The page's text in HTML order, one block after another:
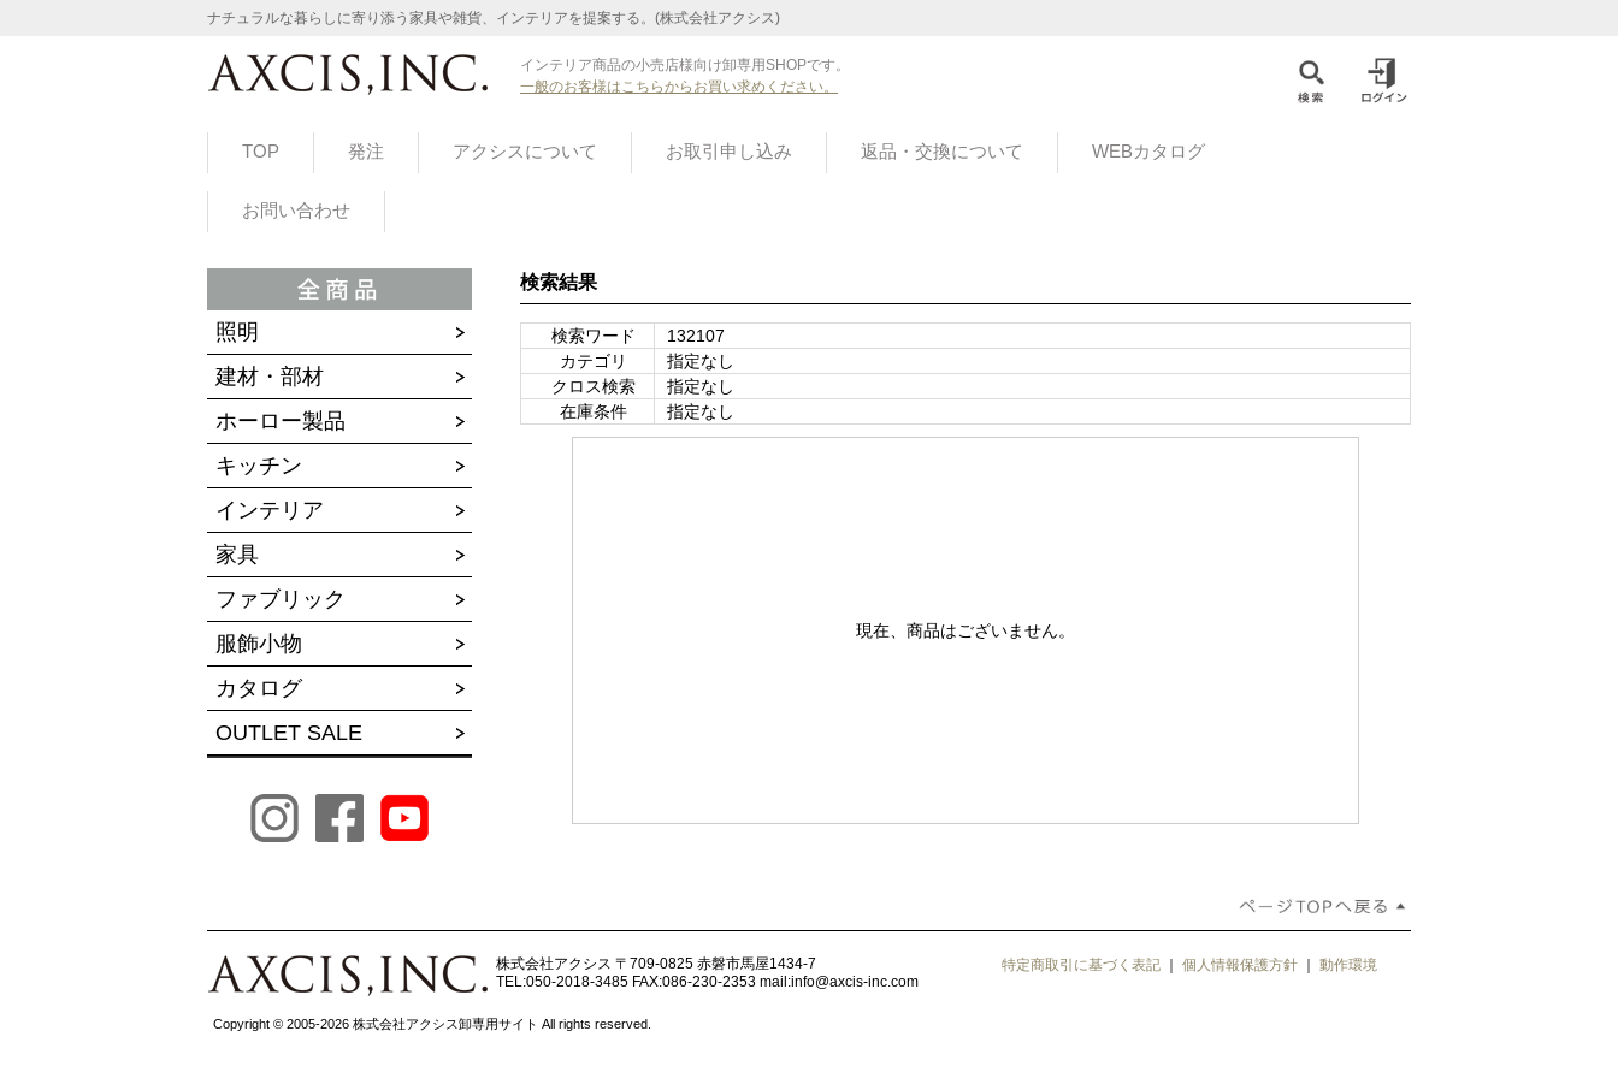
ナチュラルな暮らしに寄り添う家具や雑貨、インテリアを提案する。(株式会社アクシス)
インテリア商品の小売店様向け卸専用SHOPです。
一般のお客様はこちらからお買い求めください。
TOP 発注 アクシスについて お取引申し込み 返品・交換について WEBカタログ
お問い合わせ
照明
建材・部材
ホーロー製品
キッチン
インテリア
家具
ファブリック
服飾小物
カタログ
OUTLET SALE
検索結果
検索ワード
132107
カテゴリ
指定なし
クロス検索
指定なし
在庫条件
指定なし
現在、商品はございません。
株式会社アクシス 〒709-0825 赤磐市馬屋1434-7
TEL:050-2018-3485 FAX:086-230-2353 mail:info@axcis-inc.com
特定商取引に基づく表記 ｜ 個人情報保護方針 ｜ 動作環境
Copyright © 2005-2026 株式会社アクシス卸専用サイト All rights reserved.